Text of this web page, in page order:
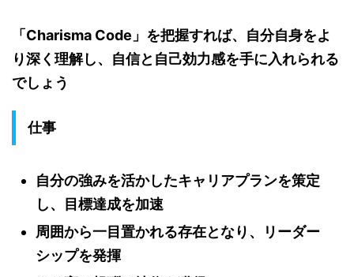
「Charisma Code」を把握すれば、自分自身をよ
り深く理解し、自信と自己効力感を手に入れられる
でしょう
仕事
自分の強みを活かしたキャリアプランを策定
し、目標達成を加速
周囲から一目置かれる存在となり、リーダー
シップを発揮